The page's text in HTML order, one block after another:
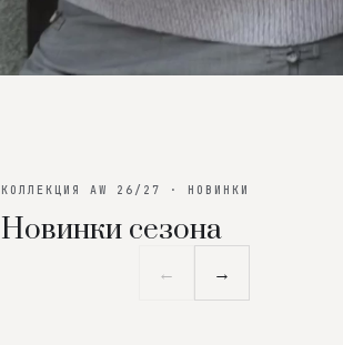
КОЛЛЕКЦИЯ AW 26/27 · НОВИНКИ
Новинки сезона
← →